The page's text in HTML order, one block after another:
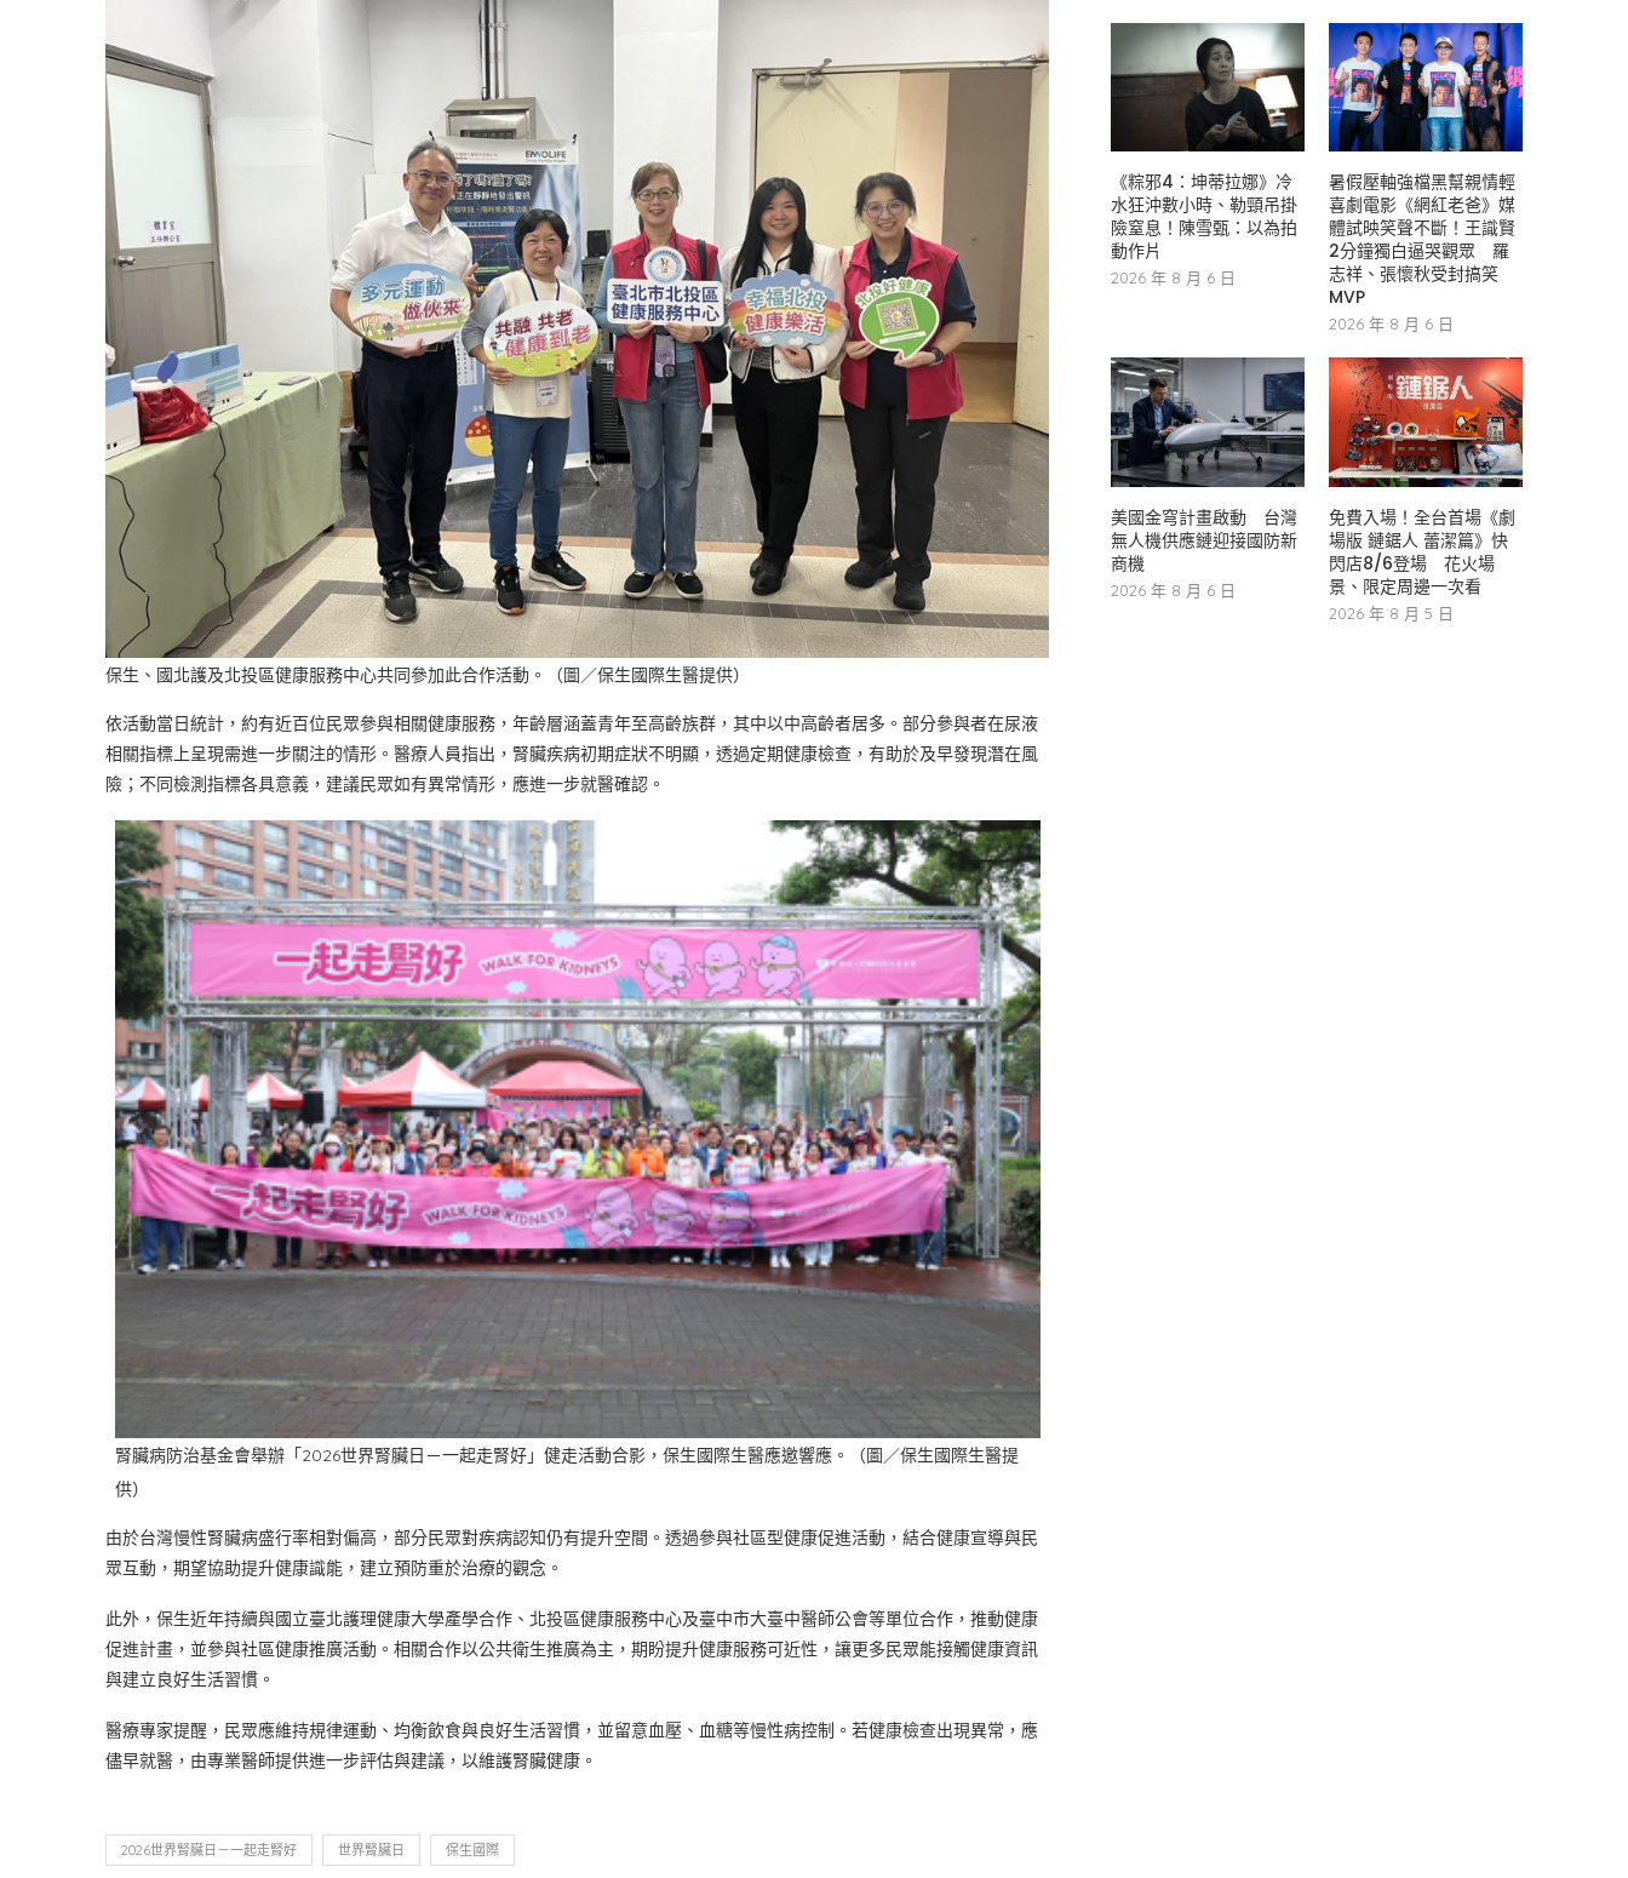
保生、國北護及北投區健康服務中心共同參加此合作活動。（圖／保生國際生醫提供）
依活動當日統計，約有近百位民眾參與相關健康服務，年齡層涵蓋青年至高齡族群，其中以中高齡者居多。部分參與者在尿液
相關指標上呈現需進一步關注的情形。醫療人員指出，腎臟疾病初期症狀不明顯，透過定期健康檢查，有助於及早發現潛在風
險；不同檢測指標各具意義，建議民眾如有異常情形，應進一步就醫確認。
腎臟病防治基金會舉辦「2026世界腎臟日－一起走腎好」健走活動合影，保生國際生醫應邀響應。（圖／保生國際生醫提
供）
由於台灣慢性腎臟病盛行率相對偏高，部分民眾對疾病認知仍有提升空間。透過參與社區型健康促進活動，結合健康宣導與民
眾互動，期望協助提升健康識能，建立預防重於治療的觀念。
此外，保生近年持續與國立臺北護理健康大學產學合作、北投區健康服務中心及臺中市大臺中醫師公會等單位合作，推動健康
促進計畫，並參與社區健康推廣活動。相關合作以公共衛生推廣為主，期盼提升健康服務可近性，讓更多民眾能接觸健康資訊
與建立良好生活習慣。
醫療專家提醒，民眾應維持規律運動、均衡飲食與良好生活習慣，並留意血壓、血糖等慢性病控制。若健康檢查出現異常，應
儘早就醫，由專業醫師提供進一步評估與建議，以維護腎臟健康。
2026世界腎臟日－一起走腎好 世界腎臟日 保生國際
《粽邪4：坤蒂拉娜》冷
水狂沖數小時、勒頸吊掛
險窒息！陳雪甄：以為拍
動作片
2026 年 8 月 6 日
暑假壓軸強檔黑幫親情輕
喜劇電影《網紅老爸》媒
體試映笑聲不斷！王識賢
2分鐘獨白逼哭觀眾 羅
志祥、張懷秋受封搞笑
MVP
2026 年 8 月 6 日
美國金穹計畫啟動 台灣
無人機供應鏈迎接國防新
商機
2026 年 8 月 6 日
免費入場！全台首場《劇
場版 鏈鋸人 蕾潔篇》快
閃店8/6登場 花火場
景、限定周邊一次看
2026 年 8 月 5 日